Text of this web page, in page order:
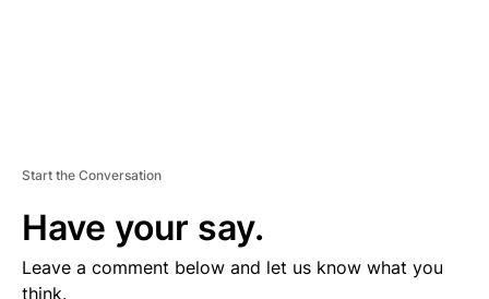
Start the Conversation
Have your say.
Leave a comment below and let us know what you
think.